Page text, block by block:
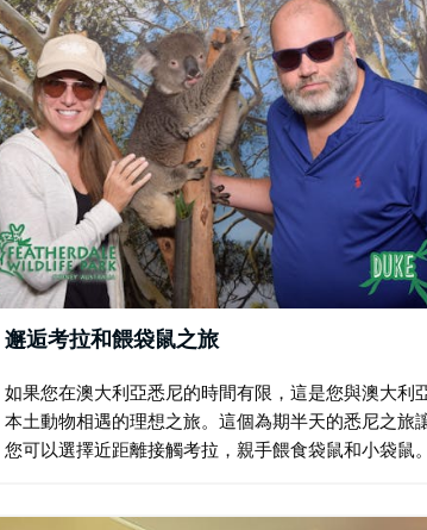
邂逅考拉和餵袋鼠之旅
如果您在澳大利亞悉尼的時間有限，這是您與澳大利
本土動物相遇的理想之旅。這個為期半天的悉尼之旅
您可以選擇近距離接觸考拉，親手餵食袋鼠和小袋鼠。